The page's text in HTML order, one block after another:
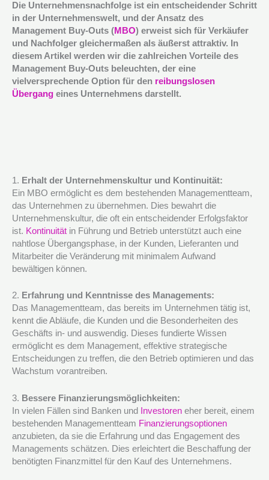
Die Unternehmensnachfolge ist ein entscheidender Schritt
in der Unternehmenswelt, und der Ansatz des
Management Buy-Outs (MBO) erweist sich für Verkäufer
und Nachfolger gleichermaßen als äußerst attraktiv. In
diesem Artikel werden wir die zahlreichen Vorteile des
Management Buy-Outs beleuchten, der eine
vielversprechende Option für den reibungslosen
Übergang eines Unternehmens darstellt.
1. Erhalt der Unternehmenskultur und Kontinuität:
Ein MBO ermöglicht es dem bestehenden Managementteam,
das Unternehmen zu übernehmen. Dies bewahrt die
Unternehmenskultur, die oft ein entscheidender Erfolgsfaktor
ist. Kontinuität in Führung und Betrieb unterstützt auch eine
nahtlose Übergangsphase, in der Kunden, Lieferanten und
Mitarbeiter die Veränderung mit minimalem Aufwand
bewältigen können.
2. Erfahrung und Kenntnisse des Managements:
Das Managementteam, das bereits im Unternehmen tätig ist,
kennt die Abläufe, die Kunden und die Besonderheiten des
Geschäfts in- und auswendig. Dieses fundierte Wissen
ermöglicht es dem Management, effektive strategische
Entscheidungen zu treffen, die den Betrieb optimieren und das
Wachstum vorantreiben.
3. Bessere Finanzierungsmöglichkeiten:
In vielen Fällen sind Banken und Investoren eher bereit, einem
bestehenden Managementteam Finanzierungsoptionen
anzubieten, da sie die Erfahrung und das Engagement des
Managements schätzen. Dies erleichtert die Beschaffung der
benötigten Finanzmittel für den Kauf des Unternehmens.